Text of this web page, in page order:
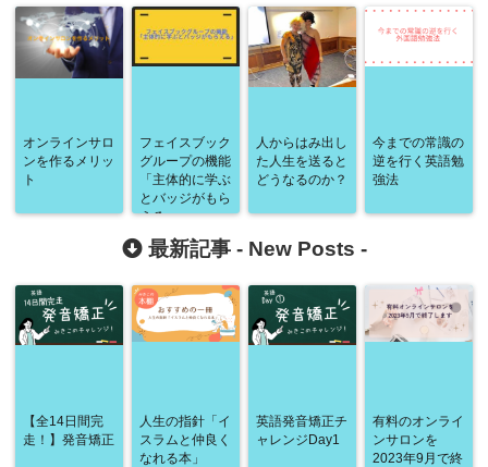
オンラインサロ
ンを作るメリッ
ト
フェイスブック
グループの機能
「主体的に学ぶ
とバッジがもら
える」
人からはみ出し
た人生を送ると
どうなるのか？
今までの常識の
逆を行く英語勉
強法
最新記事 - New Posts -
【全14日間完
走！】発音矯正
人生の指針「イ
スラムと仲良く
なれる本」
英語発音矯正チ
ャレンジDay1
有料のオンライ
ンサロンを
2023年9月で終